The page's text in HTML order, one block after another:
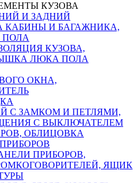
КУЗОВА
И ЗАДНИЙ
КАБИНЫ И БАГАЖНИКА,
ПОЛА
КУЗОВА,
ЛЮКА ПОЛА
ОКНА,
С ЗАМКОМ И ПЕТЛЯМИ,
С ВЫКЛЮЧАТЕЛЕМ
ОБЛИЦОВКА
ПРИБОРОВ,
ЯЩИК